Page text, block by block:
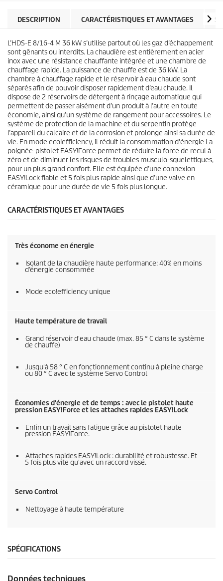
d
t
eDESCRIPTION CARACTÉRISTIQUES ET AVANTAGES
L’HDS-E 8/16-4 M 36 kW s’utilise partout où les gaz d’échappement
sont gênants ou interdits. La chaudière est entièrement en acier
inox avec une résistance chauffante intégrée et une chambre de
chauffage rapide. La puissance de chauffe est de 36 kW. La
chambre à chauffage rapide et le réservoir à eau chaude sont
séparés afin de pouvoir disposer rapidement d’eau chaude. Il
dispose de 2 réservoirs de détergent à rinçage automatique qui
permettent de passer aisément d’un produit à l’autre en toute
économie, ainsi qu’un système de rangement pour accessoires. Le
système de protection de la machine et du serpentin protège
l’appareil du calcaire et de la corrosion et prolonge ainsi sa durée de
vie. En mode eco!efficiency, il réduit la consommation d'énergie La
poignée-pistolet EASY!Force permet de réduire la force de recul à
zéro et de diminuer les risques de troubles musculo-squelettiques,
pour un plus grand confort. Elle est équipée d’une connexion
EASY!Lockfiable et 5 fois plus rapide ainsi que d’une valve en
céramique pour une durée de vie 5 fois plus longue.
CARACTÉRISTIQUES ET AVANTAGES
Très économe en énergie
Isolant de la chaudière haute performance: 40% en moins
d’énergie consommée
Mode eco!efficiency unique
Haute température de travail
Grand réservoir d'eau chaude (max. 85 ° C dans le système
de chauffe)
Jusqu'à 58 ° C en fonctionnement continu à pleine charge
ou 80 ° C avec le système Servo Control
Économies d'énergie et de temps : avec le pistolet haute
pression EASY!Force et les attaches rapides EASY!Lock
Enfin un travail sans fatigue grâce au pistolet haute
pression EASY!Force.
Attaches rapides EASY!Lock : durabilité et robustesse. Et
5 fois plus vite qu'avec un raccord vissé.
Servo Control
Nettoyage à haute température
SPÉCIFICATIONS
Données techniques